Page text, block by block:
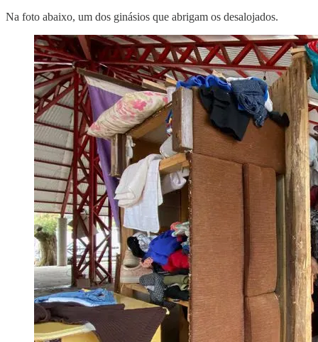
Na foto abaixo, um dos ginásios que abrigam os desalojados.